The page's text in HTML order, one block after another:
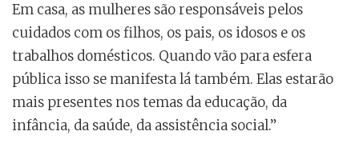
Em casa, as mulheres são responsáveis pelos
cuidados com os filhos, os pais, os idosos e os
trabalhos domésticos. Quando vão para esfera
pública isso se manifesta lá também. Elas estarão
mais presentes nos temas da educação, da
infância, da saúde, da assistência social.”